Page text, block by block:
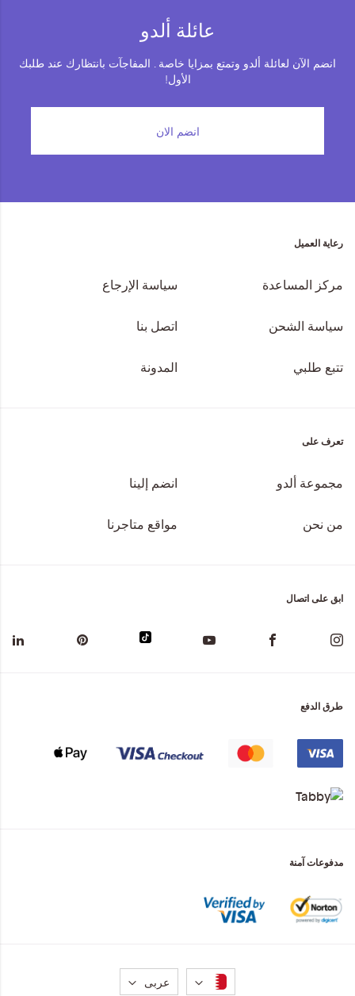
عائلة ألدو
انضم الآن لعائلة ألدو وتمتع بمزايا خاصة . المفاجآت بانتظارك عند طلبك
الأول!
انضم الان
رعاية العميل
مركز المساعدة سياسة الإرجاع
سياسة الشحن اتصل بنا
تتبع طلبي المدونة
تعرف على
مجموعة ألدو انضم إلينا
من نحن مواقع متاجرنا
ابق على اتصال
طرق الدفع
مدفوعات آمنة
لغة
عربى